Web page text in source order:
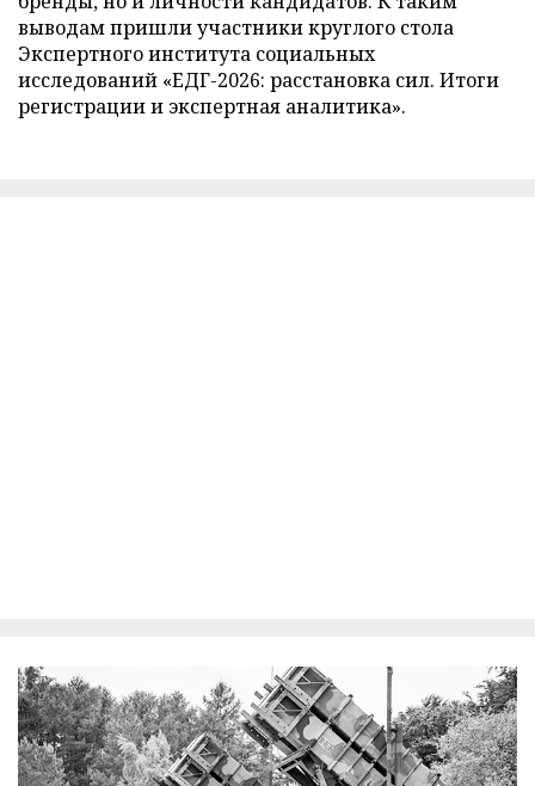
выводам пришли участники круглого стола
Экспертного института социальных
исследований «ЕДГ-2026: расстановка сил. Итоги
регистрации и экспертная аналитика».